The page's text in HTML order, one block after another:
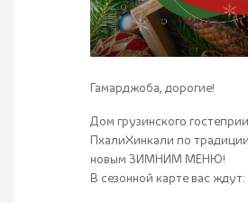
Гамарджоба, дорогие!
Дом грузинского
ПхалиХинкали по
новым ЗИМНИМ МЕНЮ!
В сезонной карте вас ждут: